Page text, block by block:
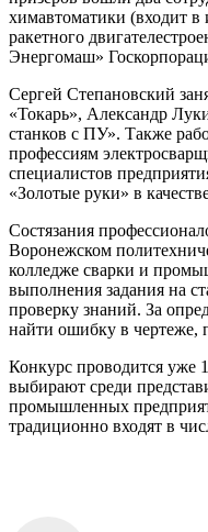
химавтоматики (входит в
ракетного
Энергомаш»
Сергей Степановский
«Токарь», Александр
станков с ПУ». Также
профессиям
специалистов
«Золотые руки» в
Состязания
Воронежском
колледже сварки и
выполнения задания на
проверку знаний. За
найти ошибку в чертеже,
Конкурс проводится уже
выбирают среди
промышленных
традиционно входят в